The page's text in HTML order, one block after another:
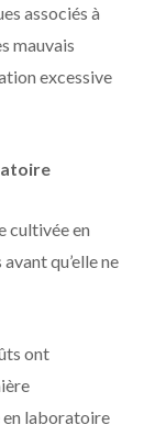
associés à
mauvais
excessive
cultivée en
qu’elle ne
ont
en laboratoire